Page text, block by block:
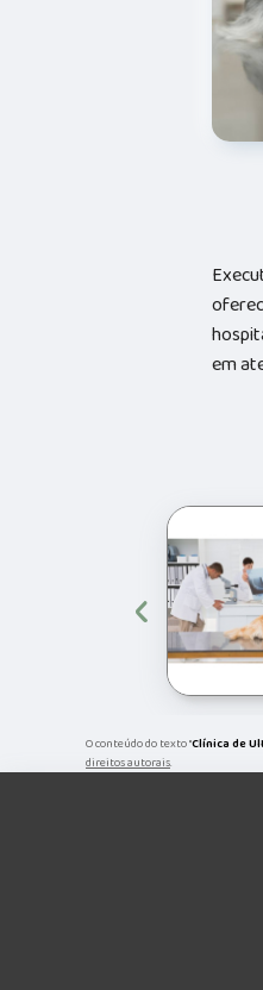
em
‹
O conteúdo do texto "Clínica de
direitos autorais.